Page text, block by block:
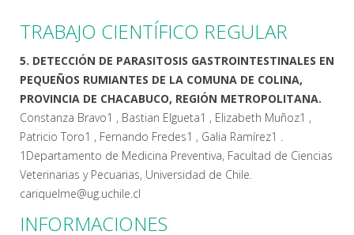
TRABAJO CIENTÍFICO REGULAR
5. DETECCIÓN DE PARASITOSIS GASTROINTESTINALES EN
PEQUEÑOS RUMIANTES DE LA COMUNA DE COLINA,
PROVINCIA DE CHACABUCO, REGIÓN METROPOLITANA.
Constanza Bravo1 , Bastian Elgueta1 , Elizabeth Muñoz1 ,
Patricio Toro1 , Fernando Fredes1 , Galia Ramírez1 .
1Departamento de Medicina Preventiva, Facultad de Ciencias
Veterinarias y Pecuarias, Universidad de Chile.
cariquelme@ug.uchile.cl
INFORMACIONES